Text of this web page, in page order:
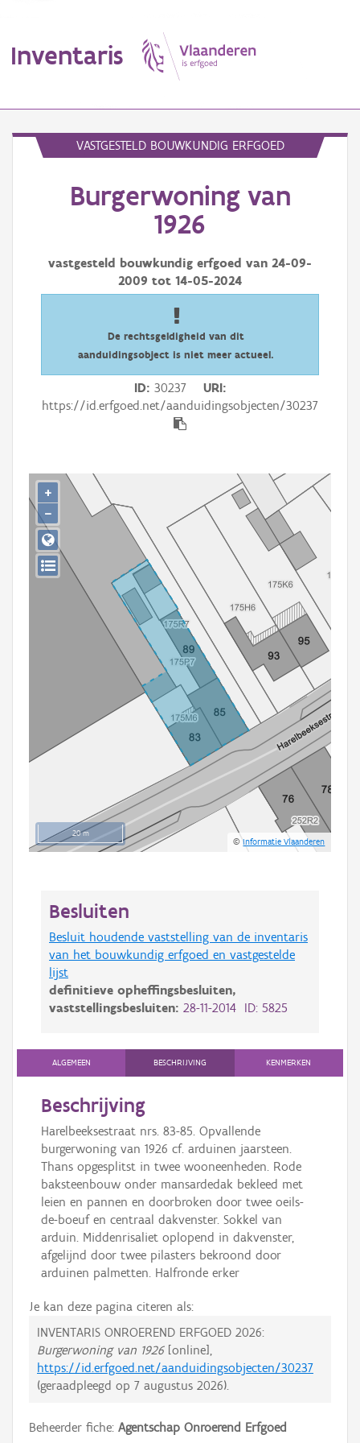
Inventaris
Erfgoedobject
Waarneming
Downloads
Aanmelden
VASTGESTELD BOUWKUNDIG ERFGOED
Burgerwoning van
1926
vastgesteld bouwkundig erfgoed van 24-09-
2009 tot 14-05-2024
De rechtsgeldigheid van dit
aanduidingsobject is niet meer actueel.
ID 30237
URI
https://id.erfgoed.net/aanduidingsobjecten/30237
20 m
©Informatie Vlaanderen
+
−
Besluiten
Besluit houdende vaststelling van de inventaris
van het bouwkundig erfgoed en vastgestelde
lijst
definitieve opheffingsbesluiten,
vaststellingsbesluiten: 28-11-2014 ID: 5825
ALGEMEEN BESCHRIJVING KENMERKEN
Beschrijving
Harelbeeksestraat nrs. 83-85. Opvallende
burgerwoning van 1926 cf. arduinen jaarsteen.
Thans opgesplitst in twee wooneenheden. Rode
baksteenbouw onder mansardedak bekleed met
leien en pannen en doorbroken door twee oeils-
de-boeuf en centraal dakvenster. Sokkel van
arduin. Middenrisaliet oplopend in dakvenster,
afgelijnd door twee pilasters bekroond door
arduinen palmetten. Halfronde erker
Je kan deze pagina citeren als:
INVENTARIS ONROEREND ERFGOED 2026:
Burgerwoning van 1926[online],
https://id.erfgoed.net/aanduidingsobjecten/30237
(geraadpleegd op 7 augustus 2026).
Beheerder fiche: Agentschap Onroerend Erfgoed